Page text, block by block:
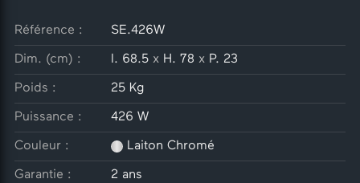
Référence : SE.426W
Dim. (cm) : l. 68.5 x H. 78 x P. 23
Poids : 25 Kg
Puissance : 426 W
Couleur : Laiton Chromé
Garantie : 2 ans